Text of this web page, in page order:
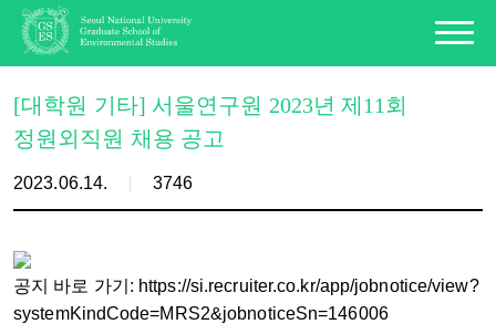
[대학원 기타] 서울연구원 2023년 제11회
정원외직원 채용 공고
2023.06.14. 3746
공지 바로 가기: https://si.recruiter.co.kr/app/jobnotice/view?
systemKindCode=MRS2&jobnoticeSn=146006